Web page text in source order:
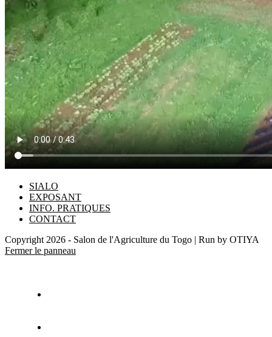
SIALO
EXPOSANT
INFO. PRATIQUES
CONTACT
Copyright 2026 - Salon de l'Agriculture du Togo | Run by OTIYA
Fermer le panneau